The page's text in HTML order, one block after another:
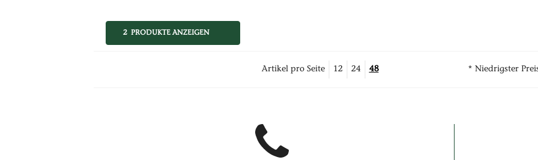
2 PRODUKTE ANZEIGEN
Artikel pro Seite 12 24 48 * Niedrigster